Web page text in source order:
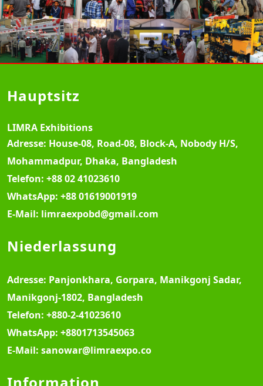
Hauptsitz
LIMRA Exhibitions
Adresse: House-08, Road-08, Block-A, Nobody H/S,
Mohammadpur, Dhaka, Bangladesh
Telefon: +88 02 41023610
WhatsApp: +88 01619001919
E-Mail: limraexpobd@gmail.com
Niederlassung
Adresse: Panjonkhara, Gorpara, Manikgonj Sadar,
Manikgonj-1802, Bangladesh
Telefon: +880-2-41023610
WhatsApp: +8801713545063
E-Mail: sanowar@limraexpo.co